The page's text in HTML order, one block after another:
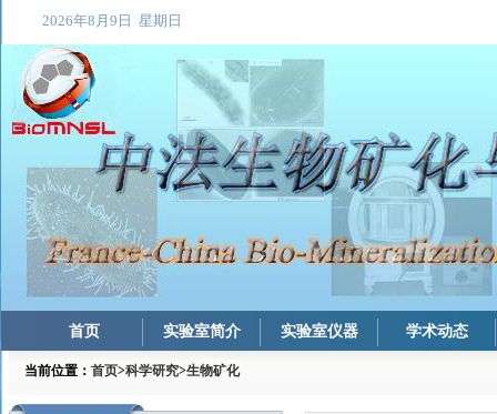
首页 实验室简介 实验室仪器 学术动态
当前位置：首页>科学研究>生物矿化